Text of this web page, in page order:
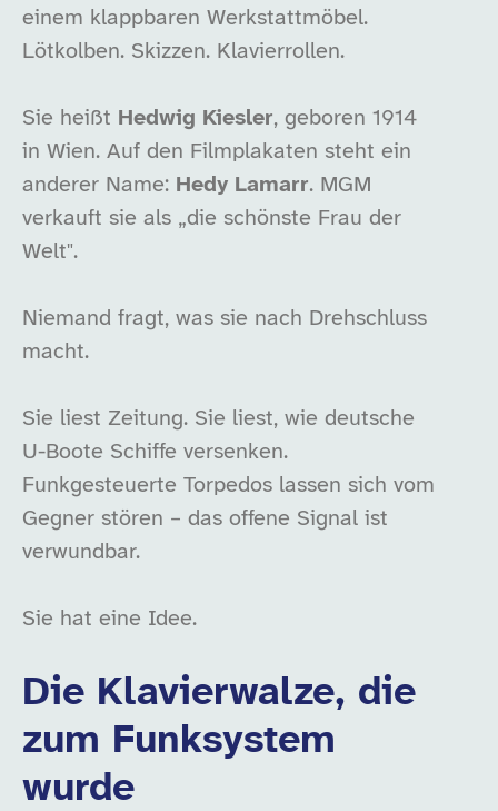
einem klappbaren Werkstattmöbel.
Lötkolben. Skizzen. Klavierrollen.
Sie heißt Hedwig Kiesler, geboren 1914
in Wien. Auf den Filmplakaten steht ein
anderer Name: Hedy Lamarr. MGM
verkauft sie als „die schönste Frau der
Welt".
Niemand fragt, was sie nach Drehschluss
macht.
Sie liest Zeitung. Sie liest, wie deutsche
U-Boote Schiffe versenken.
Funkgesteuerte Torpedos lassen sich vom
Gegner stören – das offene Signal ist
verwundbar.
Sie hat eine Idee.
Die Klavierwalze, die
zum Funksystem
wurde